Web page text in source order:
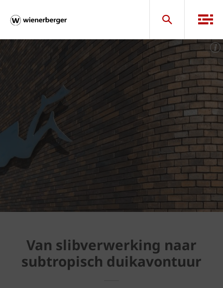
Van slibverwerking naar
subtropisch duikavontuur